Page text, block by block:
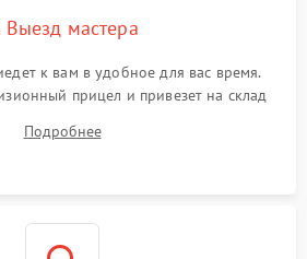
Выезд мастера
к вам в удобное для вас время.
прицел и привезет на склад
Подробнее